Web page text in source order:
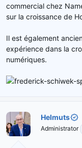
commercial chez
sur la croissance de
Il est également
expérience dans la
numériques.
Helmuts
Administrator